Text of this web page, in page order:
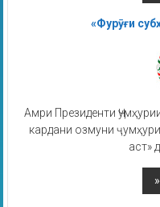
«Фурӯғи
Амри Президенти
кардани озмуни
аст»